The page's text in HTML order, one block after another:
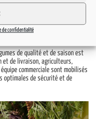
de confidentialité
de qualité et de saison est
et de livraison, agriculteurs,
commerciale sont mobilisés
optimales de sécurité et de